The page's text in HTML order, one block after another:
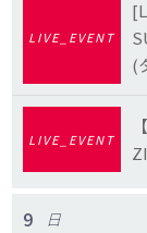
LIVE_EVENT
(
LIVE_EVENT
9 日